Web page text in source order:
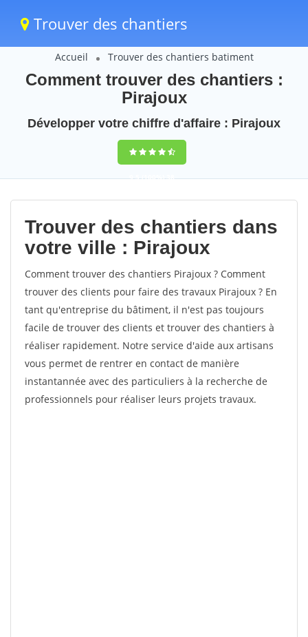
Trouver des chantiers
Accueil Trouver des chantiers batiment
Comment trouver des chantiers :
Pirajoux
Développer votre chiffre d'affaire : Pirajoux
9,5(100%)38
votes
Trouver des chantiers dans
votre ville : Pirajoux
Comment trouver des chantiers Pirajoux ? Comment
trouver des clients pour faire des travaux Pirajoux ? En
tant qu'entreprise du bâtiment, il n'est pas toujours
facile de trouver des clients et trouver des chantiers à
réaliser rapidement. Notre service d'aide aux artisans
vous permet de rentrer en contact de manière
instantannée avec des particuliers à la recherche de
professionnels pour réaliser leurs projets travaux.